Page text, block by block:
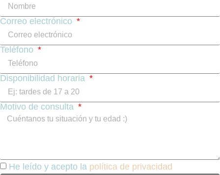
Correo electrónico
Teléfono
Disponibilidad horaria
Motivo de consulta
He leído y acepto la política de privacidad